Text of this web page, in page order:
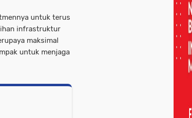
untuk terus
infrastruktur
maksimal
untuk menjaga